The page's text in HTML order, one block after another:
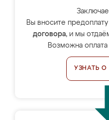
Вы вносите
договора, и мы
Возможна
УЗНАТЬ О